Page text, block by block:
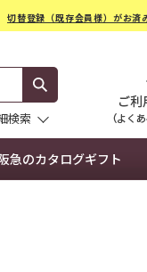
切替登録（既存会員様）がお済
検索
急のカタログギフト